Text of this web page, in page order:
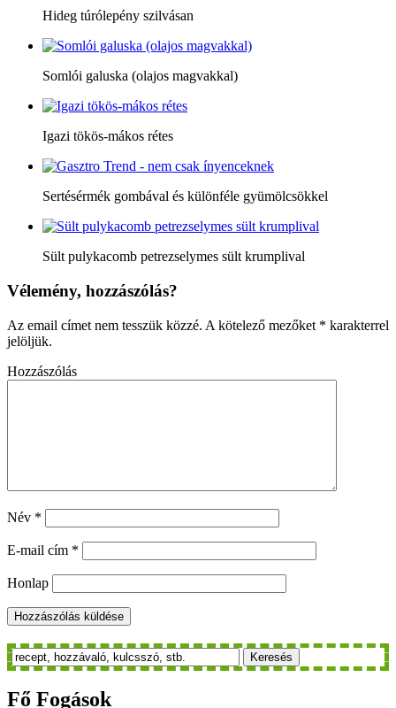
Hideg túrólepény szilvásan
Somlói galuska (olajos magvakkal)
Igazi tökös-mákos rétes
Sertésérmék gombával és különféle gyümölcsökkel
Sült pulykacomb petrezselymes sült krumplival
Vélemény, hozzászólás?
Az email címet nem tesszük közzé. A kötelező mezőket * karakterrel
jelöljük.
Hozzászólás
Név *
E-mail cím *
Honlap
Keresés
Fő Fogások